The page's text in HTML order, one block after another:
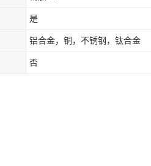
是
铝合金，铜，不锈钢，钛合金
否